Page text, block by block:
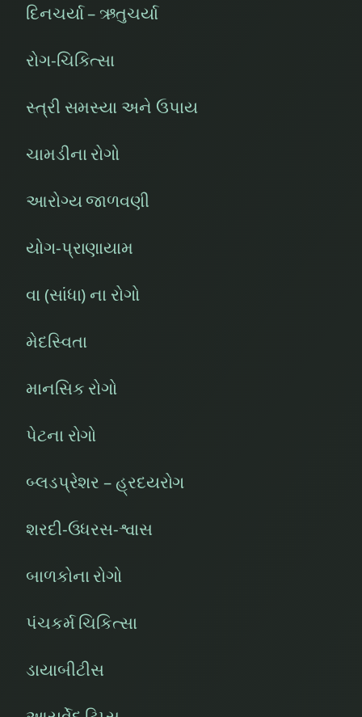
દિનચર્યા – ઋતુચર્યા
રોગ-ચિકિત્સા
સ્ત્રી સમસ્યા અને ઉપાય
ચામડીના રોગો
આરોગ્ય જાળવણી
યોગ-પ્રાણાયામ
વા (સાંધા) ના રોગો
મેદસ્વિતા
માનસિક રોગો
પેટના રોગો
બ્લડપ્રેશર – હ્રદયરોગ
શરદી-ઉધરસ-શ્વાસ
બાળકોના રોગો
પંચકર્મ ચિકિત્સા
ડાયાબીટીસ